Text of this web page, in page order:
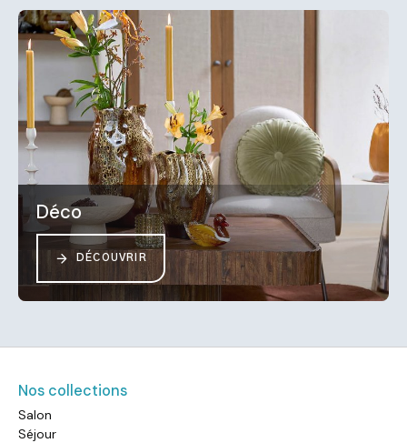
Déco
DÉCOUVRIR
Nos collections
Salon
Séjour